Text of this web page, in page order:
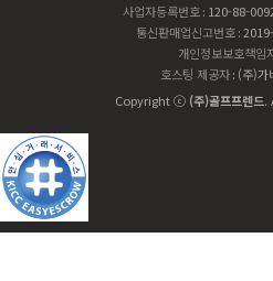
사업자등록번호: 120-88-
통신판매업신고번호 :
개인정보보호책임
호스팅 제공자: (주)가
Copyright ⓒ (주)골프프렌드.